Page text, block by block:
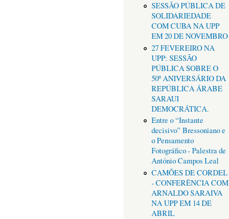
SESSÃO PÚBLICA DE
SOLIDARIEDADE
COM CUBA NA UPP
EM 20 DE NOVEMBRO
27 FEVEREIRO NA
UPP: SESSÃO
PÚBLICA SOBRE O
50º ANIVERSÁRIO DA
REPÚBLICA ÁRABE
SARAUI
DEMOCRÁTICA.
Entre o “Instante
decisivo” Bressoniano e
o Pensamento
Fotográfico - Palestra de
António Campos Leal
CAMÕES DE CORDEL
- CONFERÊNCIA COM
ARNALDO SARAIVA
NA UPP EM 14 DE
ABRIL